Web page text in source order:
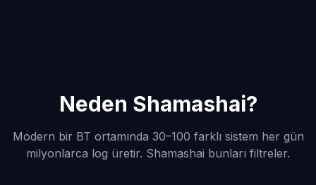
Neden Shamashai?
Modern bir BT ortamında 30–100 farklı sistem her gün
milyonlarca log üretir. Shamashai bunları filtreler.